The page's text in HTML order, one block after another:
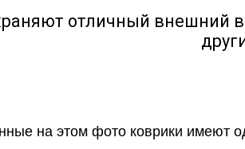
отличный внешний
на этом фото коврики имеют